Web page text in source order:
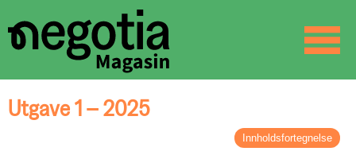
☰
Utgave 1 – 2025
Innholdsfortegnelse